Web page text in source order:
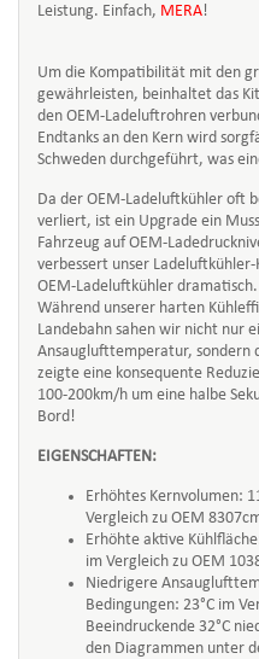
Leistung. Einfach, MERA!
Um die Kompatibilität mit den
gewährleisten, beinhaltet das
den OEM-Ladeluftrohren
Endtanks an den Kern wird
Schweden durchgeführt, was
Da der OEM-Ladeluftkühler oft
verliert, ist ein Upgrade ein
Fahrzeug auf OEM-
verbessert unser
OEM-Ladeluftkühler dramatisch.
Während unserer harten
Landebahn sahen wir nicht nur
Ansauglufttemperatur, sondern
zeigte eine konsequente
100-200km/h um eine halbe
Bord!
EIGENSCHAFTEN:
Erhöhtes Kernvolumen:
Vergleich zu OEM
Erhöhte aktive
im Vergleich zu OEM
Niedrigere
Bedingungen: 23°C im
Beeindruckende 32°C
den Diagrammen unter